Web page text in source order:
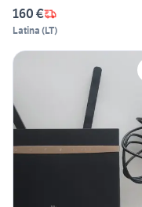
160 €
Latina (LT)